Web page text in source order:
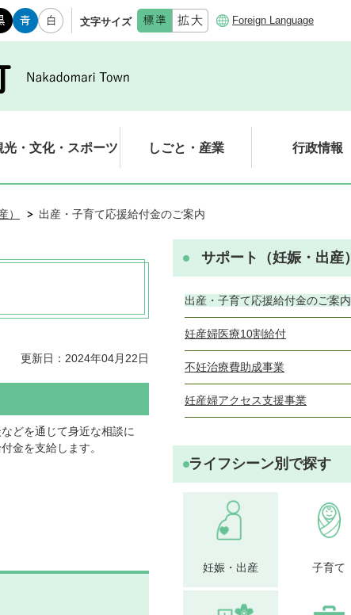
文字サイズ Foreign Language
光・文化・スポーツ しごと・産業 行政情報
） 出産・子育て応援給付金のご案内
更新日：2024年04月22日
どを通じて身近な相談に
金を支給します。
サポート（妊娠・出産）
出産・子育て応援給付金のご案内
妊産婦医療10割給付
不妊治療費助成事業
妊産婦アクセス支援事業
ライフシーン別で探す
妊娠・出産 子育て